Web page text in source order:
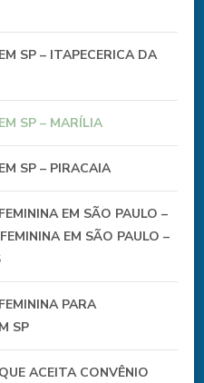
SP – ITAPECERICA DA
SP – MARÍLIA
SP – PIRACAIA
EM SÃO PAULO –
EM SÃO PAULO –
PARA
SP
ACEITA CONVÊNIO